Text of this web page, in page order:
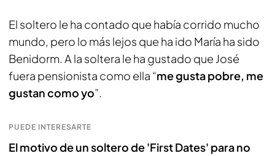
El soltero le ha contado que había corrido mucho
mundo, pero lo más lejos que ha ido María ha sido
Benidorm. A la soltera le ha gustado que José
fuera pensionista como ella “me gusta pobre, me
gustan como yo”.
PUEDE INTERESARTE
El motivo de un soltero de 'First Dates' para no